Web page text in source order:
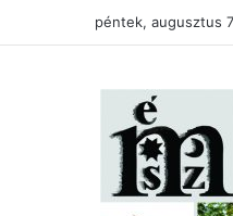
péntek, augusztus